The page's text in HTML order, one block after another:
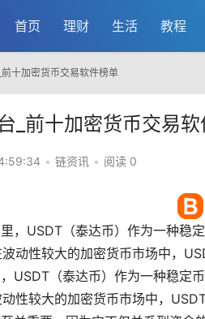
首页 理财 生活 教程
十加密货币交易软件榜单
_前十加密货币交易软
• 链资讯 • 阅读 0
，USDT（泰达币）作为一种稳
动性较大的加密货币市场中，
USDT（泰达币）作为一种稳定
性较大的加密货币市场中，